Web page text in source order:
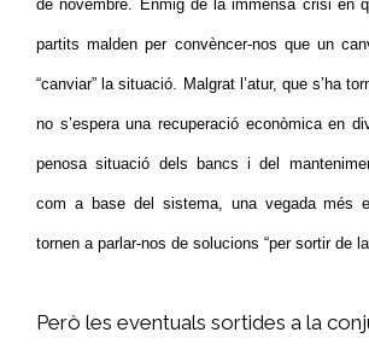
de novembre. Enmig de la immensa crisi en
partits malden per convèncer-nos que un
“canviar” la situació. Malgrat l’atur, que s’ha
no s’espera una recuperació econòmica en
penosa situació dels bancs i del
com a base del sistema, una vegada més
tornen a parlar-nos de solucions “per sortir de
Però les eventuals sortides a la